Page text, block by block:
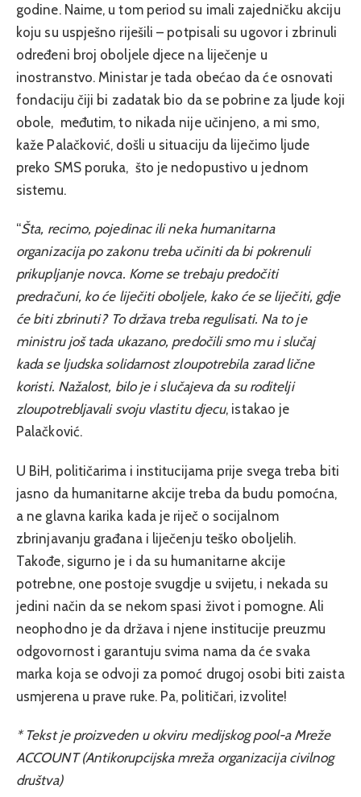
godine. Naime, u tom period su imali zajedničku akciju
koju su uspješno riješili – potpisali su ugovor i zbrinuli
određeni broj oboljele djece na liječenje u
inostranstvo. Ministar je tada obećao da će osnovati
fondaciju čiji bi zadatak bio da se pobrine za ljude koji
obole, međutim, to nikada nije učinjeno, a mi smo,
kaže Palačković, došli u situaciju da liječimo ljude
preko SMS poruka, što je nedopustivo u jednom
sistemu.
“Šta, recimo, pojedinac ili neka humanitarna
organizacija po zakonu treba učiniti da bi pokrenuli
prikupljanje novca. Kome se trebaju predočiti
predračuni, ko će liječiti oboljele, kako će se liječiti, gdje
će biti zbrinuti? To država treba regulisati. Na to je
ministru još tada ukazano, predočili smo mu i slučaj
kada se ljudska solidarnost zloupotrebila zarad lične
koristi. Nažalost, bilo je i slučajeva da su roditelji
zloupotrebljavali svoju vlastitu djecu, istakao je
Palačković.
U BiH, političarima i institucijama prije svega treba biti
jasno da humanitarne akcije treba da budu pomoćna,
a ne glavna karika kada je riječ o socijalnom
zbrinjavanju građana i liječenju teško oboljelih.
Takođe, sigurno je i da su humanitarne akcije
potrebne, one postoje svugdje u svijetu, i nekada su
jedini način da se nekom spasi život i pomogne. Ali
neophodno je da država i njene institucije preuzmu
odgovornost i garantuju svima nama da će svaka
marka koja se odvoji za pomoć drugoj osobi biti zaista
usmjerena u prave ruke. Pa, političari, izvolite!
* Tekst je proizveden u okviru medijskog pool-a Mreže
ACCOUNT (Antikorupcijska mreža organizacija civilnog
društva)